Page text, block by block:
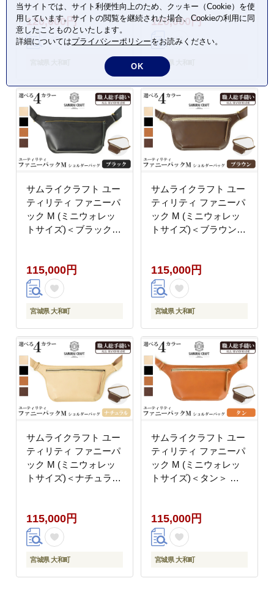
エストバッグ レザーバ
ッグ レザー 本革 日本
製 総手縫い ハンドメイ
ド ファッション メンズ
Samurai Craft【株式会
社Stand Field】ta411-
natural
120,000円
トバッグ レザーバッグ
レザー 本革 日本製 総
ァッション メンズ
Samurai Craft【株式会
社Stand Field】ta411-
tan
120,000円
宮城県 大和町
サムライクラフト ユー
ティリティ ファニーパ
ック M (ミニウォレッ
トサイズ)＜ブラック＞
グ レザー 本革 日本製
総手縫い ハンドメイド
ファッション メンズ
Samurai Craft【株式会
black
115,000円
宮城県 大和町
サムライクラフト ユー
ティリティ ファニーパ
ック M (ミニウォレッ
トサイズ)＜ブラウン＞
グ レザー 本革 日本製
総手縫い ハンドメイド
ファッション メンズ
Samurai Craft【株式会
brown
115,000円
宮城県 大和町
サムライクラフト ユー
ティリティ ファニーパ
ック M (ミニウォレッ
トサイズ)＜ナチュラル
ッグ レザー 本革 日本
製 総手縫い ハンドメイ
ド ファッション メンズ
Samurai Craft【株式会
115,000円
宮城県 大和町
サムライクラフト ユー
ティリティ ファニーパ
ック M (ミニウォレッ
トサイズ)＜タン＞ シ
レザー 本革 日本製 総
手縫い ハンドメイド フ
ァッション メンズ
Samurai Craft【株式会
115,000円
宮城県 大和町
当サイトでは、サイト利便性向上のため、クッキー（Cookie）を使
用しています。サイトの閲覧を継続された場合、Cookieの利用に同
意したことものといたします。
詳細についてはプライバシーポリシーをお読みください。
OK